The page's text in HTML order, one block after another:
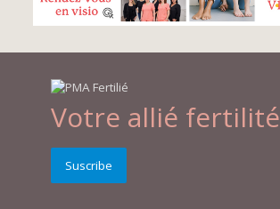
Votre allié fertilité
Suscribe